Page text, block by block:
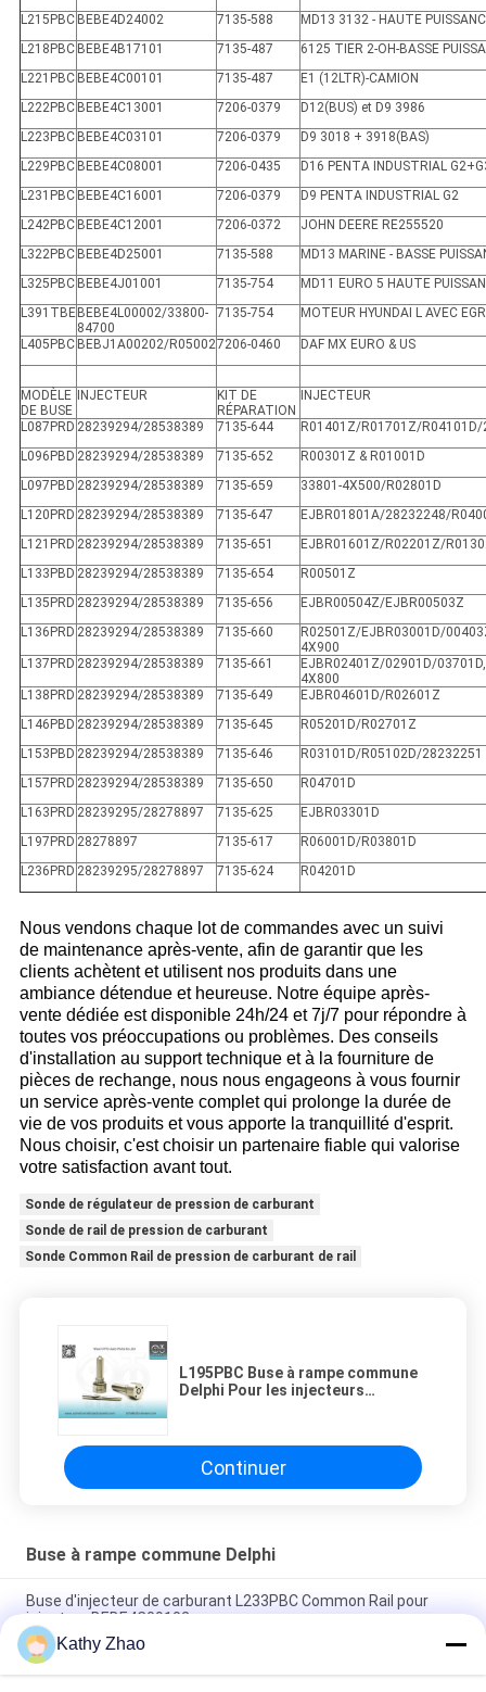
L215PBC BEBE4D24002 7135-588
MD13 3132 - HAUTE
L218PBC BEBE4B17101 7135-487
6125 TIER 2-OH-BASSE
L221PBC BEBE4C00101 7135-487
E1 (12LTR)-CAMION
L222PBC BEBE4C13001 7206-0379
D12(BUS) et D9 3986
L223PBC BEBE4C03101 7206-0379
D9 3018 + 3918(BAS)
L229PBC BEBE4C08001 7206-0435
D16 PENTA INDUSTRIAL
L231PBC BEBE4C16001 7206-0379
D9 PENTA INDUSTRIAL G2
L242PBC BEBE4C12001 7206-0372
JOHN DEERE RE255520
L322PBC BEBE4D25001 7135-588
MD13 MARINE - BASSE
L325PBC BEBE4J01001 7135-754
MD11 EURO 5 HAUTE
L391TBE BEBE4L00002/33800-
84700
7135-754 MOTEUR HYUNDAI L AVEC EGR
L405PBC BEBJ1A00202/R050027206-0460 DAF MX EURO & US
MODÈLE
DE BUSE
INJECTEUR
KIT DE
RÉPARATION
INJECTEUR
L087PRD 28239294/28538389 7135-644
R01401Z/R01701Z/
L096PBD 28239294/28538389 7135-652
R00301Z & R01001D
L097PBD 28239294/28538389 7135-659
33801-4X500/R02801D
L120PRD 28239294/28538389 7135-647
EJBR01801A/28232248/
L121PRD 28239294/28538389 7135-651
EJBR01601Z/R02201Z/
L133PBD 28239294/28538389 7135-654
R00501Z
L135PRD 28239294/28538389 7135-656
EJBR00504Z/EJBR00503Z
L136PRD 28239294/28538389 7135-660
R02501Z/EJBR03001D/
4X900
L137PRD 28239294/28538389 7135-661
EJBR02401Z/02901D/
4X800
L138PRD 28239294/28538389 7135-649
EJBR04601D/R02601Z
L146PBD 28239294/28538389 7135-645
R05201D/R02701Z
L153PBD 28239294/28538389 7135-646
R03101D/R05102D/28232251
L157PRD 28239294/28538389 7135-650
R04701D
L163PRD 28239295/28278897 7135-625
EJBR03301D
L197PRD 28278897 7135-617
R06001D/R03801D
L236PRD 28239295/28278897 7135-624 R04201D
Nous vendons chaque lot de commandes avec un suivi
de maintenance après-vente, afin de garantir que les
clients achètent et utilisent nos produits dans une
ambiance détendue et heureuse. Notre équipe après-
vente dédiée est disponible 24h/24 et 7j/7 pour répondre à
toutes vos préoccupations ou problèmes. Des conseils
d'installation au support technique et à la fourniture de
pièces de rechange, nous nous engageons à vous fournir
un service après-vente complet qui prolonge la durée de
vie de vos produits et vous apporte la tranquillité d'esprit.
Nous choisir, c'est choisir un partenaire fiable qui valorise
votre satisfaction avant tout.
Sonde de régulateur de pression de carburant
Sonde de rail de pression de carburant
Sonde Common Rail de pression de carburant de rail
L195PBC Buse à rampe commune
Delphi Pour les injecteurs
Continuer
Buse à rampe commune Delphi
Buse d'injecteur de carburant L233PBC Common Rail pour
injecteur BEBE4C09102
L481PRH Buse commune pour injecteur 28384645 SYMC
appliqué D22 _6
Kathy Zhao